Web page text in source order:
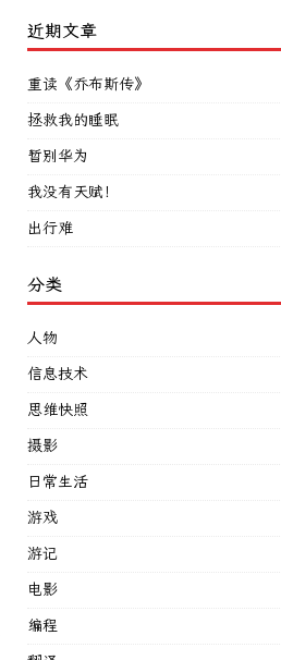
近期文章
重读《乔布斯传》
拯救我的睡眠
暂别华为
我没有天赋！
出行难
分类
人物
信息技术
思维快照
摄影
日常生活
游戏
游记
电影
编程